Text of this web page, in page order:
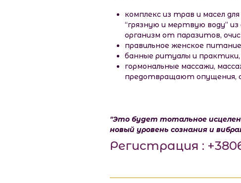
комплекс из трав и масел
“грязную и мертвую воду”
организм от паразитов,
правильное женское
банные ритуалы и практики,
гормональные массажи,
предотвращают опущения,
"Это будет тотальное
новый уровень сознания и
Регистрация :